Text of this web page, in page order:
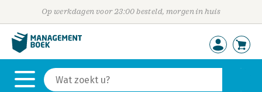
Op werkdagen voor 23:00 besteld, morgen in huis